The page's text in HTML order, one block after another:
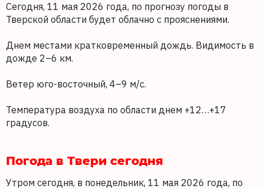
Сегодня, 11 мая 2026 года, по прогнозу погоды в
Тверской области будет облачно с прояснениями.
Днем местами кратковременный дождь. Видимость в
дожде 2–6 км.
Ветер юго-восточный, 4–9 м/с.
Температура воздуха по области днем +12…+17
градусов.
Погода в Твери сегодня
Утром сегодня, в понедельник, 11 мая 2026 года, по